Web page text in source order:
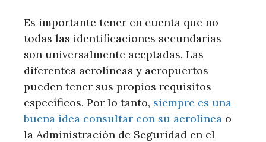
Es importante tener en cuenta que no
todas las identificaciones secundarias
son universalmente aceptadas. Las
diferentes aerolíneas y aeropuertos
pueden tener sus propios requisitos
específicos. Por lo tanto, siempre es una
buena idea consultar con su aerolínea o
la Administración de Seguridad en el